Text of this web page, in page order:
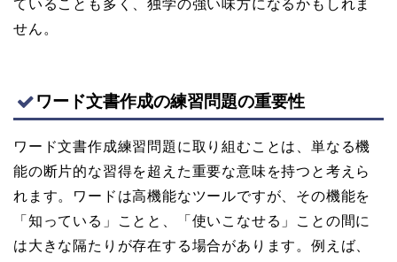
ていることも多く、独学の強い味方になるかもしれま
せん。
ワード文書作成の練習問題の重要性
ワード文書作成練習問題に取り組むことは、単なる機
能の断片的な習得を超えた重要な意味を持つと考えら
れます。ワードは高機能なツールですが、その機能を
「知っている」ことと、「使いこなせる」ことの間に
は大きな隔たりが存在する場合があります。例えば、